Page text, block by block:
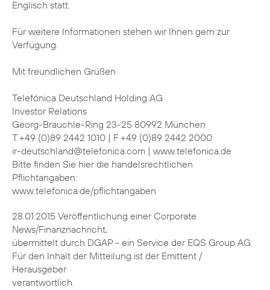
Englisch statt.
Für weitere Informationen stehen wir Ihnen gern zur
Verfügung.
Mit freundlichen Grüßen
Telefónica Deutschland Holding AG
Investor Relations
Georg-Brauchle-Ring 23-25 80992 München
T +49 (0)89 2442 1010 | F +49 (0)89 2442 2000
ir-deutschland@telefonica.com | www.telefonica.de
Bitte finden Sie hier die handelsrechtlichen
Pflichtangaben:
www.telefonica.de/pflichtangaben
28.01.2015 Veröffentlichung einer Corporate
News/Finanznachricht,
übermittelt durch DGAP - ein Service der EQS Group AG.
Für den Inhalt der Mitteilung ist der Emittent /
Herausgeber
verantwortlich.